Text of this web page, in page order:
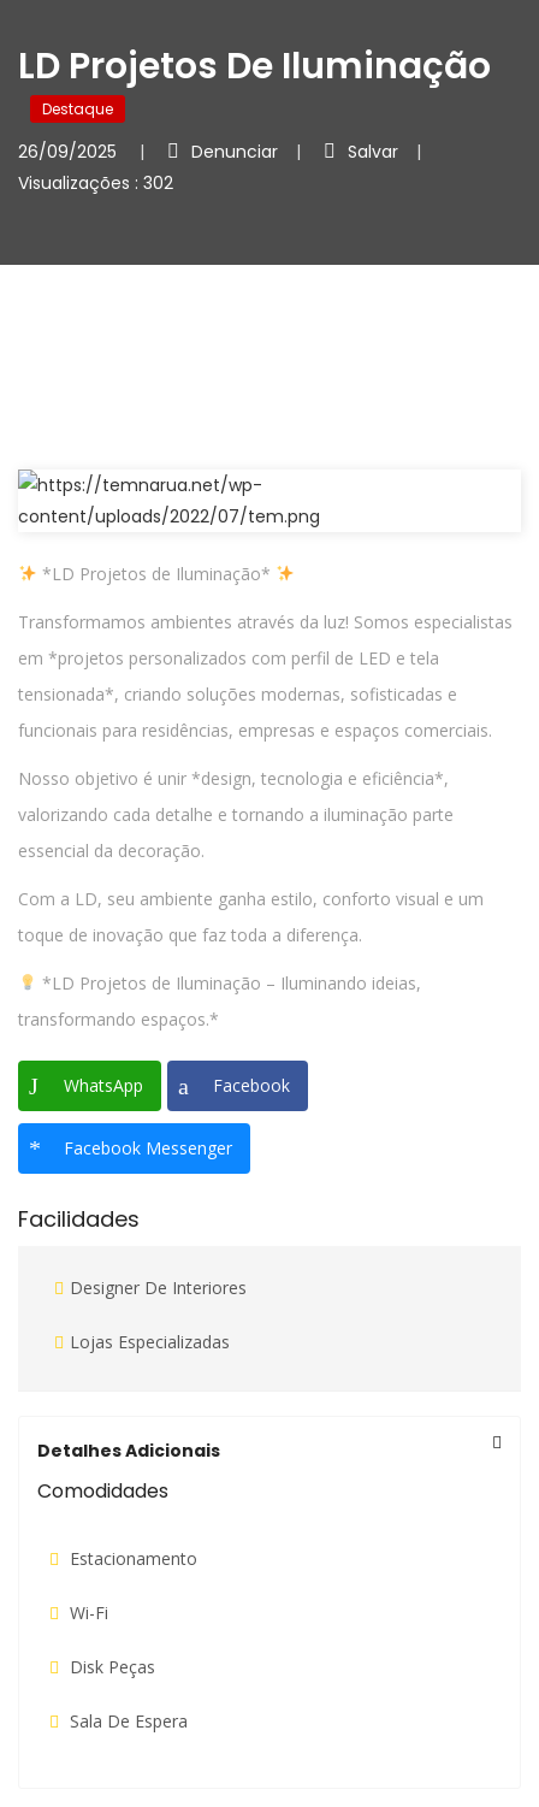
LD Projetos De Iluminação
Destaque
26/09/2025 Denunciar
Salvar
Visualizações : 302
*LD Projetos de Iluminação*
Transformamos ambientes através da luz! Somos especialistas
em *projetos personalizados com perfil de LED e tela
tensionada*, criando soluções modernas, sofisticadas e
funcionais para residências, empresas e espaços comerciais.
Nosso objetivo é unir *design, tecnologia e eficiência*,
valorizando cada detalhe e tornando a iluminação parte
essencial da decoração.
Com a LD, seu ambiente ganha estilo, conforto visual e um
toque de inovação que faz toda a diferença.
*LD Projetos de Iluminação – Iluminando ideias,
transformando espaços.*
WhatsApp Facebook
Facebook Messenger
Facilidades
Designer De Interiores
Lojas Especializadas
Detalhes Adicionais
Comodidades
Estacionamento
Wi-Fi
Disk Peças
Sala De Espera